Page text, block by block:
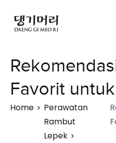
Favorit
Home
Perawatan
Rambut
Lepek